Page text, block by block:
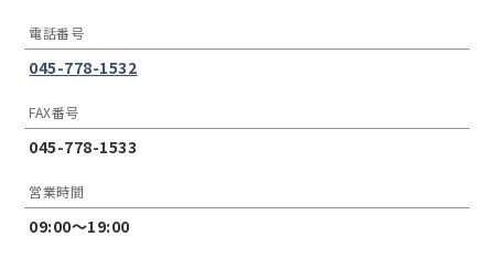
電話番号
045-778-1532
FAX番号
045-778-1533
営業時間
09:00〜19:00